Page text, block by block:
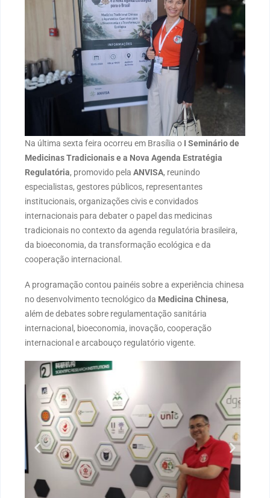
Na última sexta feira ocorreu em Brasília o I Seminário de
Medicinas Tradicionais e a Nova Agenda Estratégia
Regulatória, promovido pela ANVISA, reunindo
especialistas, gestores públicos, representantes
institucionais, organizações civis e convidados
internacionais para debater o papel das medicinas
tradicionais no contexto da agenda regulatória brasileira,
da bioeconomia, da transformação ecológica e da
cooperação internacional.
A programação contou painéis sobre a experiência chinesa
no desenvolvimento tecnológico da Medicina Chinesa,
além de debates sobre regulamentação sanitária
internacional, bioeconomia, inovação, cooperação
internacional e arcabouço regulatório vigente.